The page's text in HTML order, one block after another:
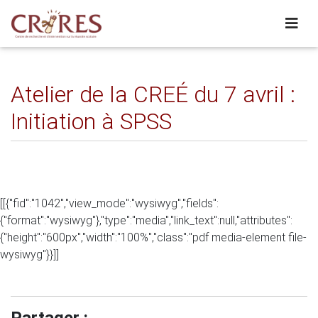
Atelier de la CREÉ du 7 avril :
Initiation à SPSS
[[{"fid":"1042","view_mode":"wysiwyg","fields":
{"format":"wysiwyg"},"type":"media","link_text":null,"attributes":
{"height":"600px","width":"100%","class":"pdf media-element file-
wysiwyg"}}]]